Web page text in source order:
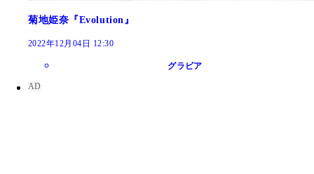
菊地姫奈『Evolution』
2022年12月04日 12:30
グラビア